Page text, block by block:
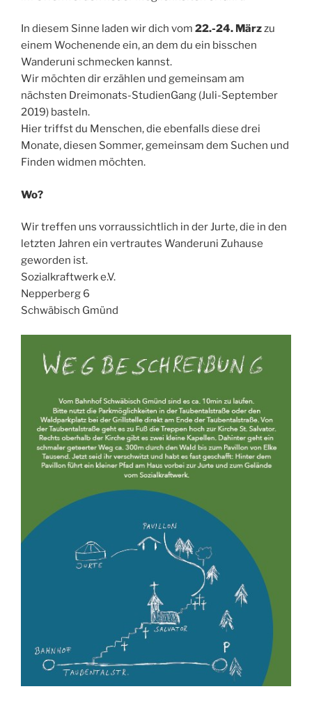
In diesem Sinne laden wir dich vom 22.-24. Märzzu
einem Wochenende ein, an dem du ein bisschen
Wanderuni schmecken kannst.
Wir möchten dir erzählen und gemeinsam am
nächsten Dreimonats-StudienGang (Juli-September
2019) basteln.
Hier triffst du Menschen, die ebenfalls diese drei
Monate, diesen Sommer, gemeinsam dem Suchen und
Finden widmen möchten.
Wo?
Wir treffen uns vorraussichtlich in der Jurte, die in den
letzten Jahren ein vertrautes Wanderuni Zuhause
geworden ist.
Sozialkraftwerk e.V.
Nepperberg 6
Schwäbisch Gmünd